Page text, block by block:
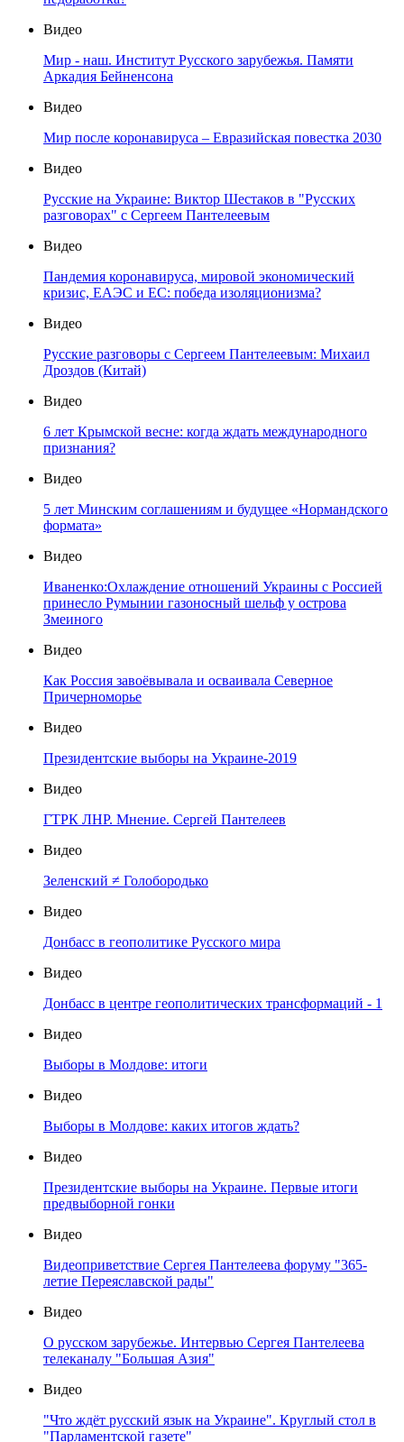
Видео
Мир - наш. Институт Русского зарубежья. Памяти
Аркадия Бейненсона
Видео
Мир после коронавируса – Евразийская повестка 2030
Видео
Русские на Украине: Виктор Шестаков в "Русских
разговорах" с Сергеем Пантелеевым
Видео
Пандемия коронавируса, мировой экономический
кризис, ЕАЭС и ЕС: победа изоляционизма?
Видео
Русские разговоры с Сергеем Пантелеевым: Михаил
Дроздов (Китай)
Видео
6 лет Крымской весне: когда ждать международного
признания?
Видео
5 лет Минским соглашениям и будущее «Нормандского
формата»
Видео
Иваненко:Охлаждение отношений Украины с Россией
принесло Румынии газоносный шельф у острова
Змеиного
Видео
Как Россия завоёвывала и осваивала Северное
Причерноморье
Видео
Президентские выборы на Украине-2019
Видео
ГТРК ЛНР. Мнение. Сергей Пантелеев
Видео
Зеленский ≠ Голобородько
Видео
Донбасс в геополитике Русского мира
Видео
Донбасс в центре геополитических трансформаций - 1
Видео
Выборы в Молдове: итоги
Видео
Выборы в Молдове: каких итогов ждать?
Видео
Президентские выборы на Украине. Первые итоги
предвыборной гонки
Видео
Видеоприветствие Сергея Пантелеева форуму "365-
летие Переяславской рады"
Видео
О русском зарубежье. Интервью Сергея Пантелеева
телеканалу "Большая Азия"
Видео
"Что ждёт русский язык на Украине". Круглый стол в
"Парламентской газете"